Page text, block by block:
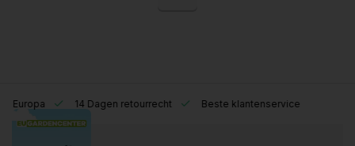
Europa 14 Dagen retourrecht Beste klantenservice